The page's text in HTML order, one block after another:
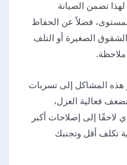
تضمن الصيانة
فضلاً عن الحفاظ
الصغيرة أو التلف
هذه المشاكل إلى تسربات
فعالية العزل،
لاحقًا إلى إصلاحات أكبر
تكلف أقل وتجنبك